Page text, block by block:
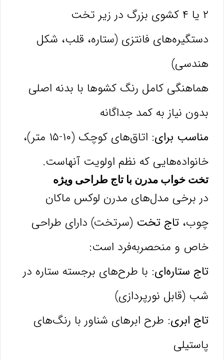
۲ یا ۴ کشوی بزرگ در زیر تخت
دستگیره‌های فانتزی (ستاره، قلب، شکل
هندسی)
هماهنگی کامل رنگ کشوها با بدنه اصلی
بدون نیاز به کمد جداگانه
مناسب برای:
اتاق‌های کوچک (۱۰-۱۵ متر)،
خانواده‌هایی که نظم اولویت آنهاست.
تخت خواب مدرن با تاج طراحی ویژه
در برخی مدل‌های مدرن لوکس ماکان
چوب، تاج تخت (سرتخت) دارای طراحی
خاص و منحصربه‌فرد است:
تاج ستاره‌ای: با طرح‌های برجسته ستاره در
شب (قابل نورپردازی)
تاج ابری: طرح ابرهای شناور با رنگ‌های
پاستیلی